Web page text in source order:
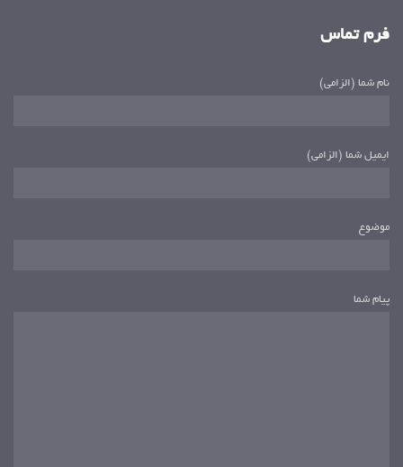
فرم تماس
نام شما (الزامی)
ایمیل شما (الزامی)
موضوع
پیام شما